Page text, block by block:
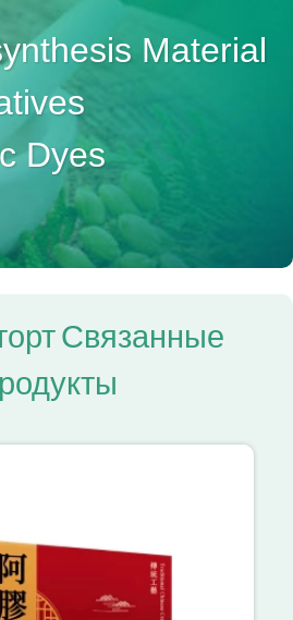
Material
Dyes
Связанные